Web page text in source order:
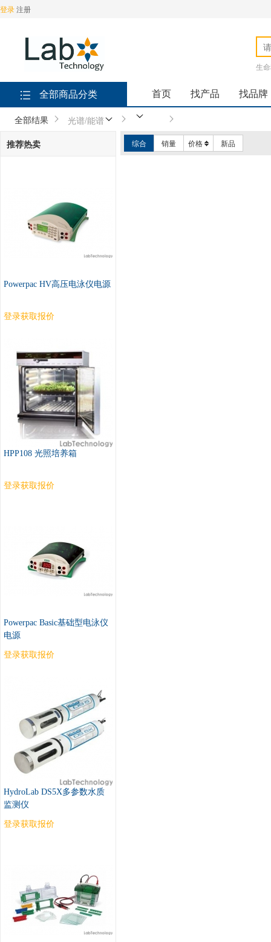
登录注册
生
全部商品分类 首页 找产品 找品牌
全部结果
光谱/能谱
推荐热卖
Powerpac HV高压电泳仪电源
登录获取报价
HPP108 光照培养箱
登录获取报价
Powerpac Basic基础型电泳仪
电源
登录获取报价
HydroLab DS5X多参数水质
监测仪
登录获取报价
综合 销量 价格 新品